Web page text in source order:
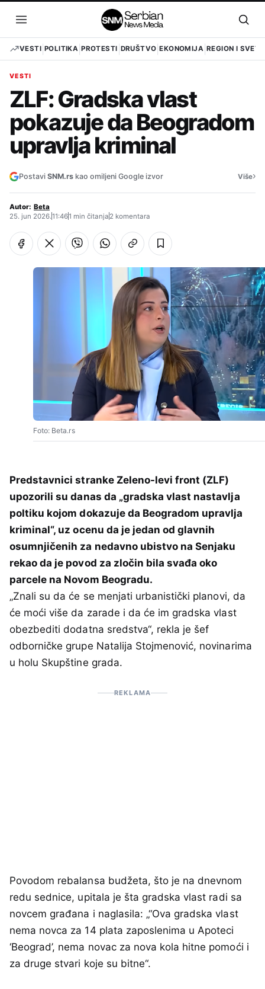
sadržaj
Otvori
meni
VESTI POLITIKA PROTESTI DRUŠTVO EKONOMIJA REGION I SVET
VESTI
ZLF: Gradska vlast
pokazuje da Beogradom
upravlja kriminal
Postavi SNM.rs kao omiljeni Google izvor Više›
Autor: Beta
25. jun 2026.11:461 min čitanja 2 komentara
Foto: Beta.rs
Predstavnici stranke Zeleno-levi front (ZLF)
upozorili su danas da „gradska vlast nastavlja
poltiku kojom dokazuje da Beogradom upravlja
kriminal“, uz ocenu da je jedan od glavnih
osumnjičenih za nedavno ubistvo na Senjaku
rekao da je povod za zločin bila svađa oko
parcele na Novom Beogradu.
„Znali su da će se menjati urbanistički planovi, da
će moći više da zarade i da će im gradska vlast
obezbediti dodatna sredstva“, rekla je šef
odborničke grupe Natalija Stojmenović, novinarima
u holu Skupštine grada.
REKLAMA
Povodom rebalansa budžeta, što je na dnevnom
redu sednice, upitala je šta gradska vlast radi sa
novcem građana i naglasila: „“Ova gradska vlast
nema novca za 14 plata zaposlenima u Apoteci
‘Beograd’, nema novac za nova kola hitne pomoći i
za druge stvari koje su bitne“.